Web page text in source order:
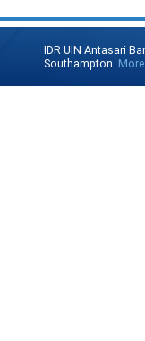
IDR UIN Antasari
Southampton.